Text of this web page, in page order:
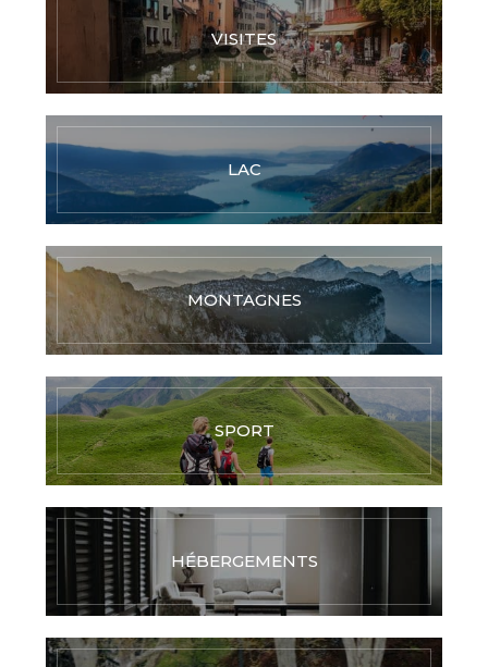
VISITES
LAC
MONTAGNES
SPORT
HÉBERGEMENTS